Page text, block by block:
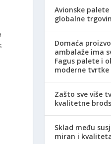
Avionske
globalne
Domaća
ambalaže ima
Fagus palete i
moderne tvrtke
Zašto sve više
kvalitetne
Sklad među
miran i